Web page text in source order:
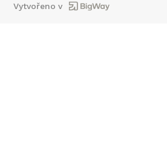
Vytvořeno v